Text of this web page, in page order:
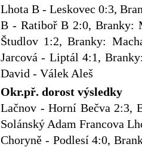
Lhota B - Leskovec 0:3,
B - Ratiboř B 2:0, Branky:
Študlov 1:2, Branky:
Jarcová - Liptál 4:1,
David - Válek Aleš
Okr.př. dorost výsledky
Lačnov - Horní Bečva 2:3,
Solánský Adam Francova
Choryně - Podlesí 4:0,